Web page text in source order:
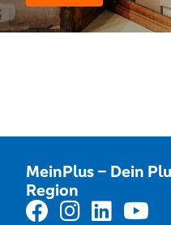
MeinPlus – Dein
Region